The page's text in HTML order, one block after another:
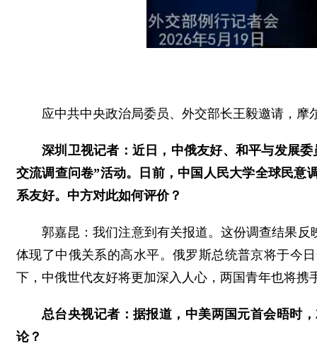
应中共中央政治局委员、外交部长王毅邀请，摩
深圳卫视记者：近日，中俄友好、和平与发展
交流调查问卷”活动。日前，中国人民大学全球民意
系友好。中方对此如何评价？
郭嘉昆：我们注意到有关报道。这份调查结果
体现了中俄关系的高水平。俄罗斯总统普京将于今
下，中俄世代友好将更加深入人心，两国青年也将
总台央视记者：据报道，中美两国元首会晤时
论？